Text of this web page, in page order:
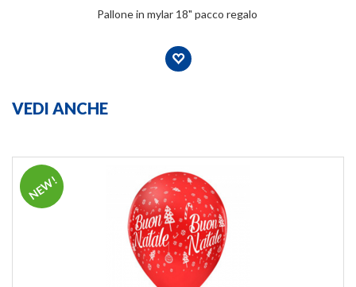
Pallone in mylar 18" pacco regalo
VEDI ANCHE
NEW!